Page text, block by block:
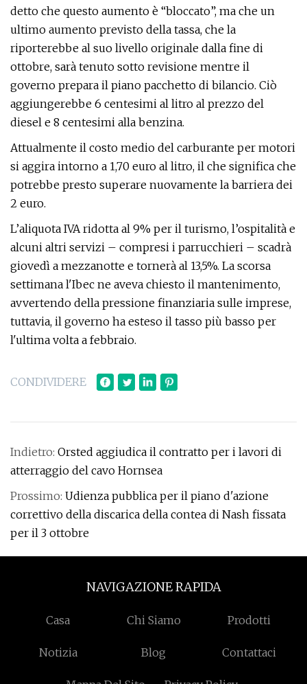
detto che questo aumento è “bloccato”, ma che un
ultimo aumento previsto della tassa, che la
riporterebbe al suo livello originale dalla fine di
ottobre, sarà tenuto sotto revisione mentre il
governo prepara il piano pacchetto di bilancio. Ciò
aggiungerebbe 6 centesimi al litro al prezzo del
diesel e 8 centesimi alla benzina.
Attualmente il costo medio del carburante per motori
si aggira intorno a 1,70 euro al litro, il che significa che
potrebbe presto superare nuovamente la barriera dei
2 euro.
L’aliquota IVA ridotta al 9% per il turismo, l’ospitalità e
alcuni altri servizi – compresi i parrucchieri – scadrà
giovedì a mezzanotte e tornerà al 13,5%. La scorsa
settimana l'Ibec ne aveva chiesto il mantenimento,
avvertendo della pressione finanziaria sulle imprese,
tuttavia, il governo ha esteso il tasso più basso per
l'ultima volta a febbraio.
CONDIVIDERE
Indietro: Orsted aggiudica il contratto per i lavori di
atterraggio del cavo Hornsea
Prossimo: Udienza pubblica per il piano d'azione
correttivo della discarica della contea di Nash fissata
per il 3 ottobre
NAVIGAZIONE RAPIDA
Casa Chi Siamo Prodotti
Notizia Blog Contattaci